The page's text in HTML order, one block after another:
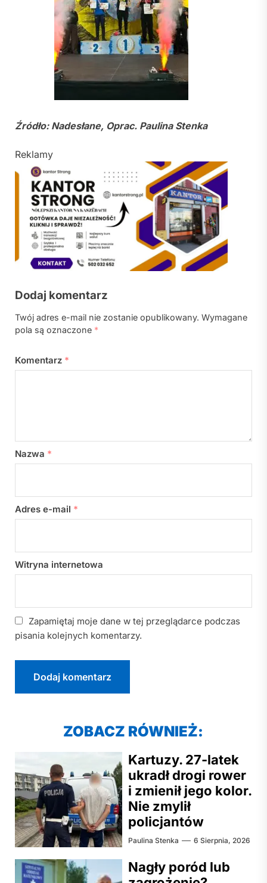
Źródło: Nadesłane, Oprac. Paulina Stenka
Reklamy
Dodaj komentarz
Twój adres e-mail nie zostanie opublikowany. Wymagane
pola są oznaczone *
Komentarz *
Nazwa *
Adres e-mail *
Witryna internetowa
Zapamiętaj moje dane w tej przeglądarce podczas
pisania kolejnych komentarzy.
ZOBACZ RÓWNIEŻ:
Kartuzy. 27-latek
ukradł drogi rower
i zmienił jego kolor.
Nie zmylił
policjantów
Paulina Stenka 6 Sierpnia, 2026
Nagły poród lub